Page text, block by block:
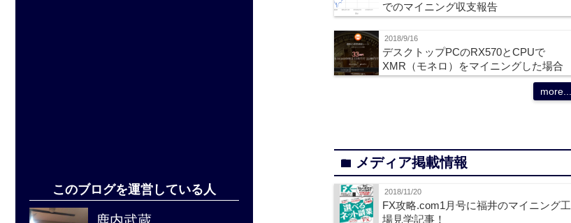
でのマイニング収支報告
2018/9/16
デスクトップPCのRX570とCPUで
XMR（モネロ）をマイニングした場合
more...
folder メディア掲載情報
2018/11/20
FX攻略.com1月号に福井のマイニング工
場見学記事！
このブログを運営している人